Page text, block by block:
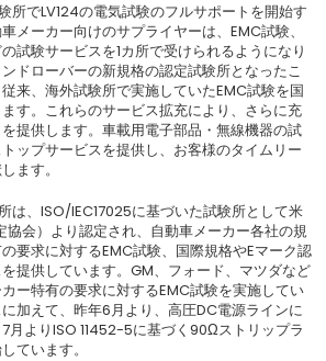
所でLV124の電気試験のフルサポートを開始す
メーカー向けのサプライヤーは、EMC試験、
試験サービスを1カ所で受けられるようになり
ドローバーの新規格の認定試験所となったこ
来、海外試験所で実施していたEMC試験を国
す。これらのサービス拡充により、さらに充
提供します。車載用電子部品・無線機器の試
ップサービスを提供し、お客様のタイムリー
ます。
は、ISO/IEC17025に基づいた試験所として米
協会）より認定され、自動車メーカー各社の規
要求に対するEMC試験、国際規格やEマーク認
提供しています。GM、フォード、マツダなど
ー特有の要求に対するEMC試験を実施してい
加えて、昨年6月より、高圧DC電源ラインに
月よりISO 11452-5に基づく90Ωストリップラ
ています。